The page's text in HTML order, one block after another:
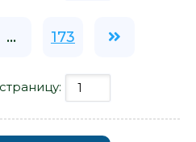
... 173